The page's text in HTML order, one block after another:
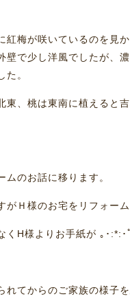
紅梅が咲いているのを見か
壁で少し洋風でしたが、
た。
東、桃は東南に植えると
ムのお話に移ります。
がＨ様のお宅をリフォー
くH様よりお手紙が ｡･:*:
れてからのご家族の様子